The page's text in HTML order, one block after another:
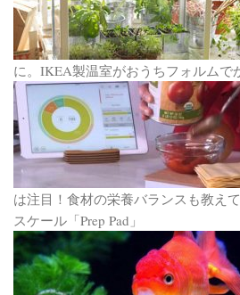
に。IKEA製温室がおうちフォルムで
は注目！食材の栄養バランスも教え
スケール「Prep Pad」